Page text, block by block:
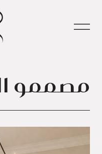
مصممو